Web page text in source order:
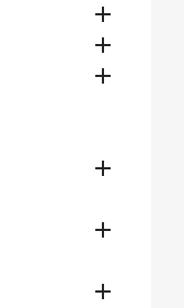





